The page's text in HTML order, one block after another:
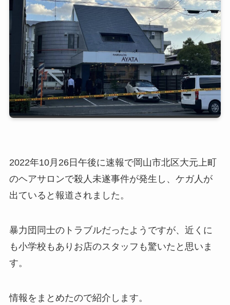
2022年10月26日午後に速報で岡山市北区大元上町
のヘアサロンで殺人未遂事件が発生し、ケガ人が
出ていると報道されました。
暴力団同士のトラブルだったようですが、近くに
も小学校もありお店のスタッフも驚いたと思いま
す。
情報をまとめたので紹介します。